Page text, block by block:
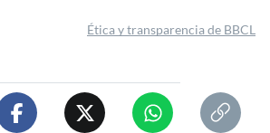
Ética y transparencia de BBCL